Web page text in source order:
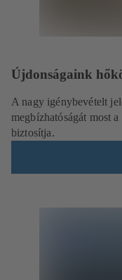
Újdonságaink
A nagy igénybevételt
megbízhatóságát most
biztosítja.